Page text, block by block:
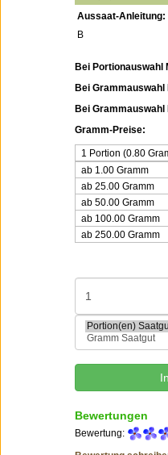
Aussaat-Anleitung:
B
Bei Portionauswahl
Bei
Bei
Gramm-Preise:
1 Portion (0.80
ab 1.00 Gramm
ab 25.00 Gramm
ab 50.00 Gramm
ab 100.00 Gramm
ab 250.00 Gramm
Bewertungen
Bewertung: